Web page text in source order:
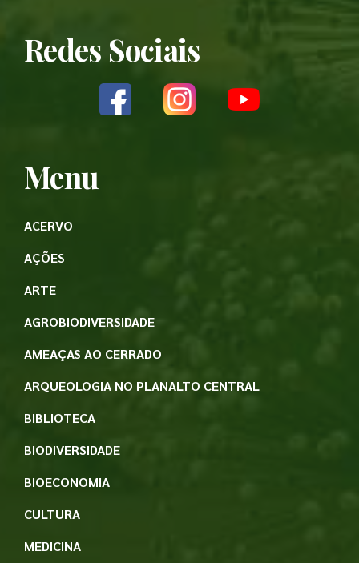
Redes Sociais
Menu
ACERVO
AÇÕES
ARTE
AGROBIODIVERSIDADE
AMEAÇAS AO CERRADO
ARQUEOLOGIA NO PLANALTO CENTRAL
BIBLIOTECA
BIODIVERSIDADE
BIOECONOMIA
CULTURA
MEDICINA